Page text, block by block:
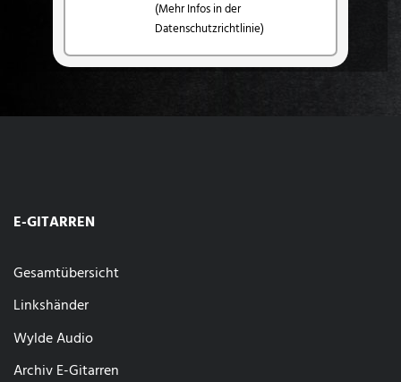
(Mehr Infos in der
Datenschutzrichtlinie)
E-GITARREN
Gesamtübersicht
Linkshänder
Wylde Audio
Archiv E-Gitarren